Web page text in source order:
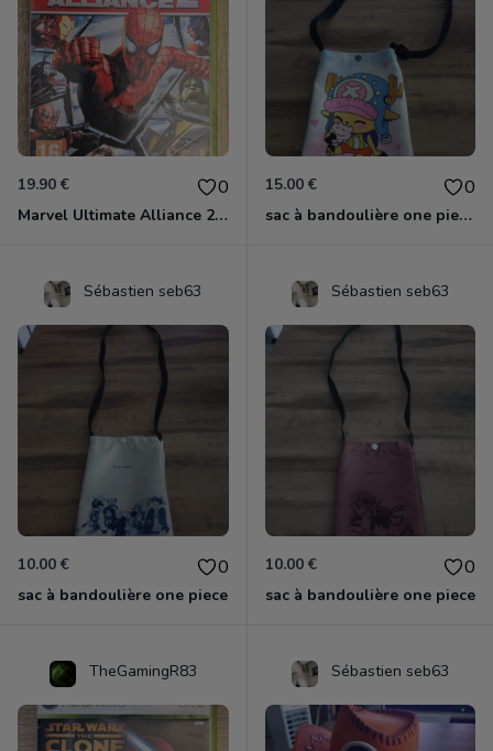
19.90 € 0
Marvel Ultimate Alliance 2 Xbox 360
15.00 € 0
sac à bandoulière one piece chopper
Sébastien seb63
10.00 € 0
sac à bandoulière one piece
Sébastien seb63
10.00 € 0
sac à bandoulière one piece
TheGamingR83 Sébastien seb63